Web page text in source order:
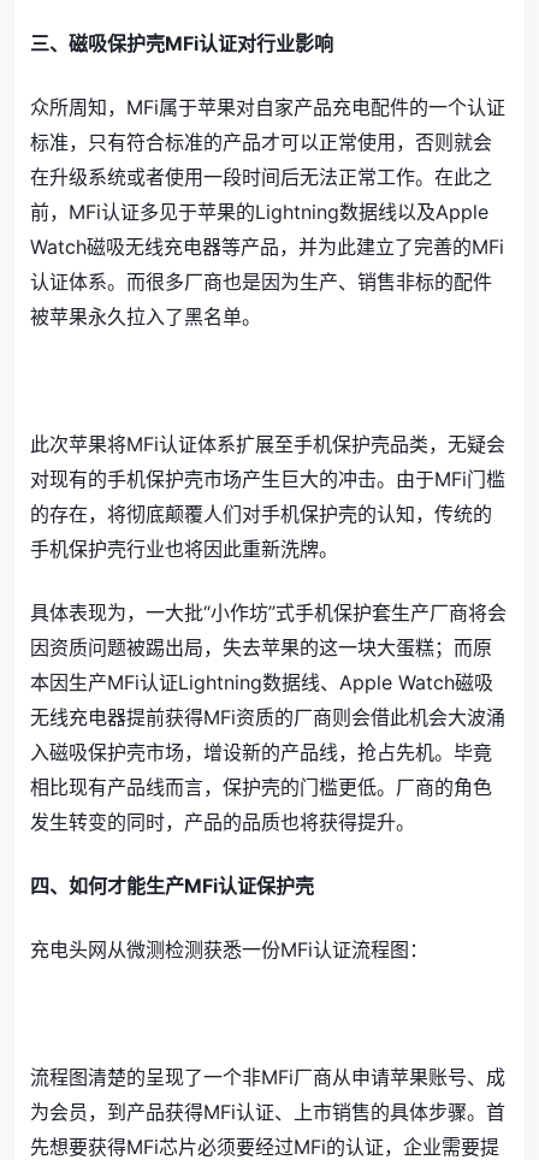
三、磁吸保护壳MFi认证对行业影响
众所周知，MFi属于苹果对自家产品充电配件的一个认证
标准，只有符合标准的产品才可以正常使用，否则就会
在升级系统或者使用一段时间后无法正常工作。在此之
前，MFi认证多见于苹果的Lightning数据线以及Apple
Watch磁吸无线充电器等产品，并为此建立了完善的MFi
认证体系。而很多厂商也是因为生产、销售非标的配件
被苹果永久拉入了黑名单。
此次苹果将MFi认证体系扩展至手机保护壳品类，无疑会
对现有的手机保护壳市场产生巨大的冲击。由于MFi门槛
的存在，将彻底颠覆人们对手机保护壳的认知，传统的
手机保护壳行业也将因此重新洗牌。
具体表现为，一大批“小作坊”式手机保护套生产厂商将会
因资质问题被踢出局，失去苹果的这一块大蛋糕；而原
本因生产MFi认证Lightning数据线、Apple Watch磁吸
无线充电器提前获得MFi资质的厂商则会借此机会大波涌
入磁吸保护壳市场，增设新的产品线，抢占先机。毕竟
相比现有产品线而言，保护壳的门槛更低。厂商的角色
发生转变的同时，产品的品质也将获得提升。
四、如何才能生产MFi认证保护壳
充电头网从微测检测获悉一份MFi认证流程图：
流程图清楚的呈现了一个非MFi厂商从申请苹果账号、成
为会员，到产品获得MFi认证、上市销售的具体步骤。首
先想要获得MFi芯片必须要经过MFi的认证，企业需要提